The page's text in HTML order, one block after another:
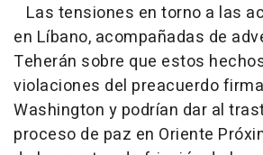
Las tensiones en torno a las
en Líbano, acompañadas de
Teherán sobre que estos
violaciones del preacuerdo
Washington y podrían dar al
proceso de paz en Oriente